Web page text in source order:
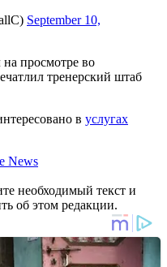
September 10,
просмотре во
тренерский штаб
в услугах
News
необходимый текст и
об этом редакции.